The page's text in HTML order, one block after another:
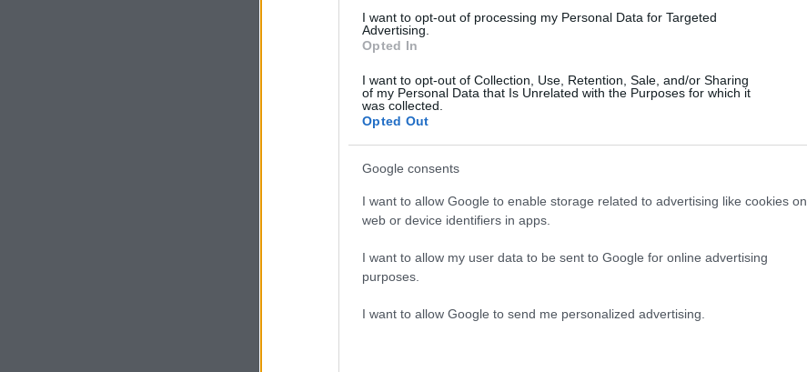
I want to opt-out of processing my Personal Data for Targeted
Advertising.
Opted In
I want to opt-out of Collection, Use, Retention, Sale, and/or Sharing
of my Personal Data that Is Unrelated with the Purposes for which it
was collected.
Opted Out
Google consents
I want to allow Google to enable storage related to advertising like cookies on
web or device identifiers in apps.
I want to allow my user data to be sent to Google for online advertising
purposes.
I want to allow Google to send me personalized advertising.